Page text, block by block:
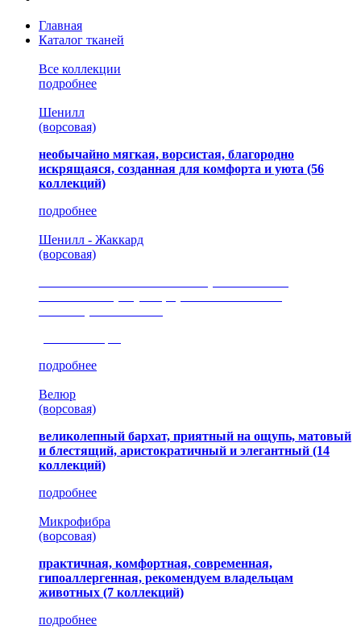
Главная
Каталог тканей
Все коллекции
подробнее
Шенилл
(ворсовая)
необычайно мягкая, ворсистая, благородно
искрящаяся, созданная для комфорта и уюта (56
коллекций)
подробнее
Шенилл - Жаккард
(ворсовая)
подробнее
Велюр
(ворсовая)
великолепный бархат, приятный на ощупь, матовый
и блестящий, аристократичный и элегантный (14
коллекций)
подробнее
Микрофибра
(ворсовая)
практичная, комфортная, современная,
гипоаллергенная, рекомендуем владельцам
животных (7 коллекций)
подробнее